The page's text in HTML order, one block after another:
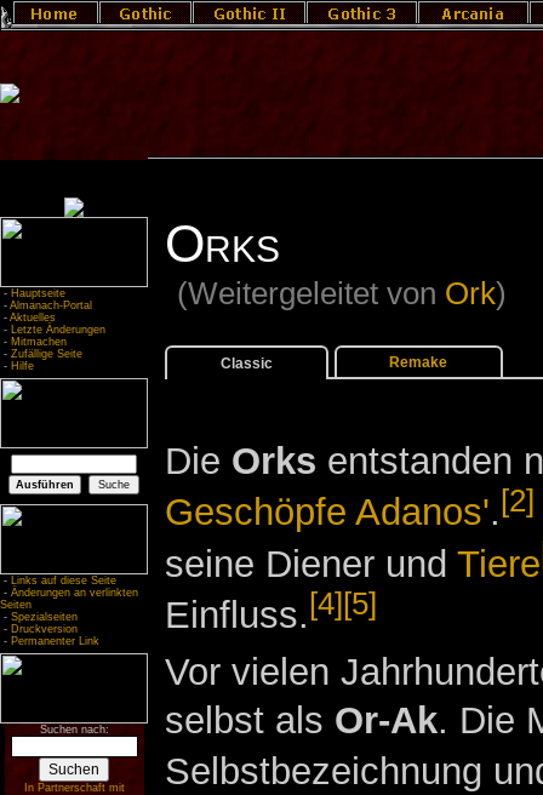
- Hauptseite
- Almanach-Portal
- Aktuelles
- Letzte Änderungen
- Mitmachen
- Zufällige Seite
- Hilfe
- Links auf diese Seite
- Änderungen an verlinkten
Seiten
- Spezialseiten
- Druckversion
- Permanenter Link
Suchen nach:
In Partnerschaft mit
Orks
(Weitergeleitet von Ork)
Classic Remake
Die Orks entstanden
Geschöpfe Adanos'. [2]
seine Diener und Tiere
Einfluss. [4] [5]
Vor vielen
selbst als Or-Ak. Die
Selbstbezeichnung